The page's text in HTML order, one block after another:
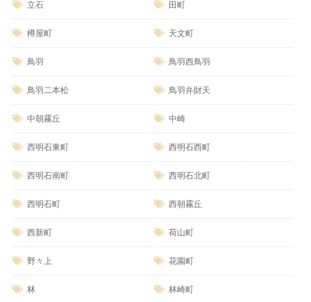
立石 田町
樽屋町 天文町
鳥羽 鳥羽西鳥羽
鳥羽二本松 鳥羽弁財天
中朝霧丘 中崎
西明石東町 西明石西町
西明石南町 西明石北町
西明石町 西朝霧丘
西新町 荷山町
野々上 花園町
林 林崎町